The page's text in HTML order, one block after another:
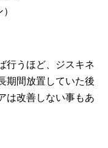
行うほど、ジスキネ
期間放置していた後
は改善しない事もあ